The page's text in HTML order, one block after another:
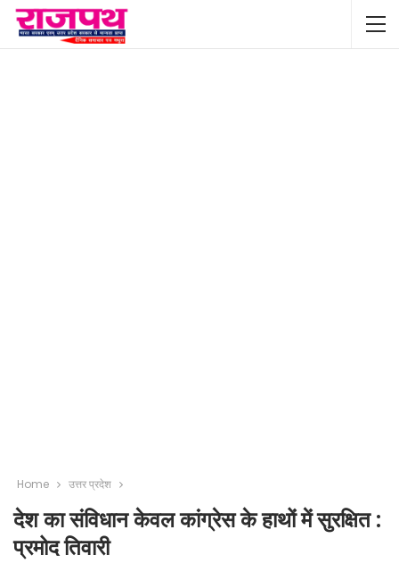
Home उत्तर प्रदेश
देश का संविधान केवल कांग्रेस के हाथों में सुरक्षित :
प्रमोद तिवारी